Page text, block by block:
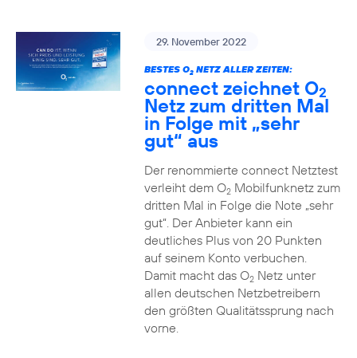
29. November 2022
BESTES O2NETZ ALLER ZEITEN:
connect zeichnet O2
Netz zum dritten Mal
in Folge mit „sehr
gut“ aus
Der renommierte connect Netztest
verleiht dem O2Mobilfunknetz zum
dritten Mal in Folge die Note „sehr
gut“. Der Anbieter kann ein
deutliches Plus von 20 Punkten
auf seinem Konto verbuchen.
Damit macht das O2Netz unter
allen deutschen Netzbetreibern
den größten Qualitätssprung nach
vorne.